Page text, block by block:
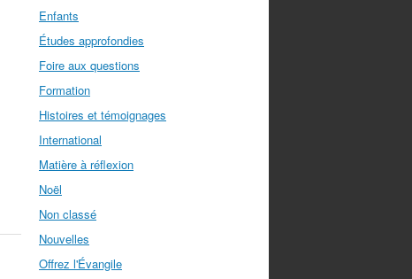
Enfants
Études approfondies
Foire aux questions
Formation
Histoires et témoignages
International
Matière à réflexion
Noël
Non classé
Nouvelles
Offrez l'Évangile